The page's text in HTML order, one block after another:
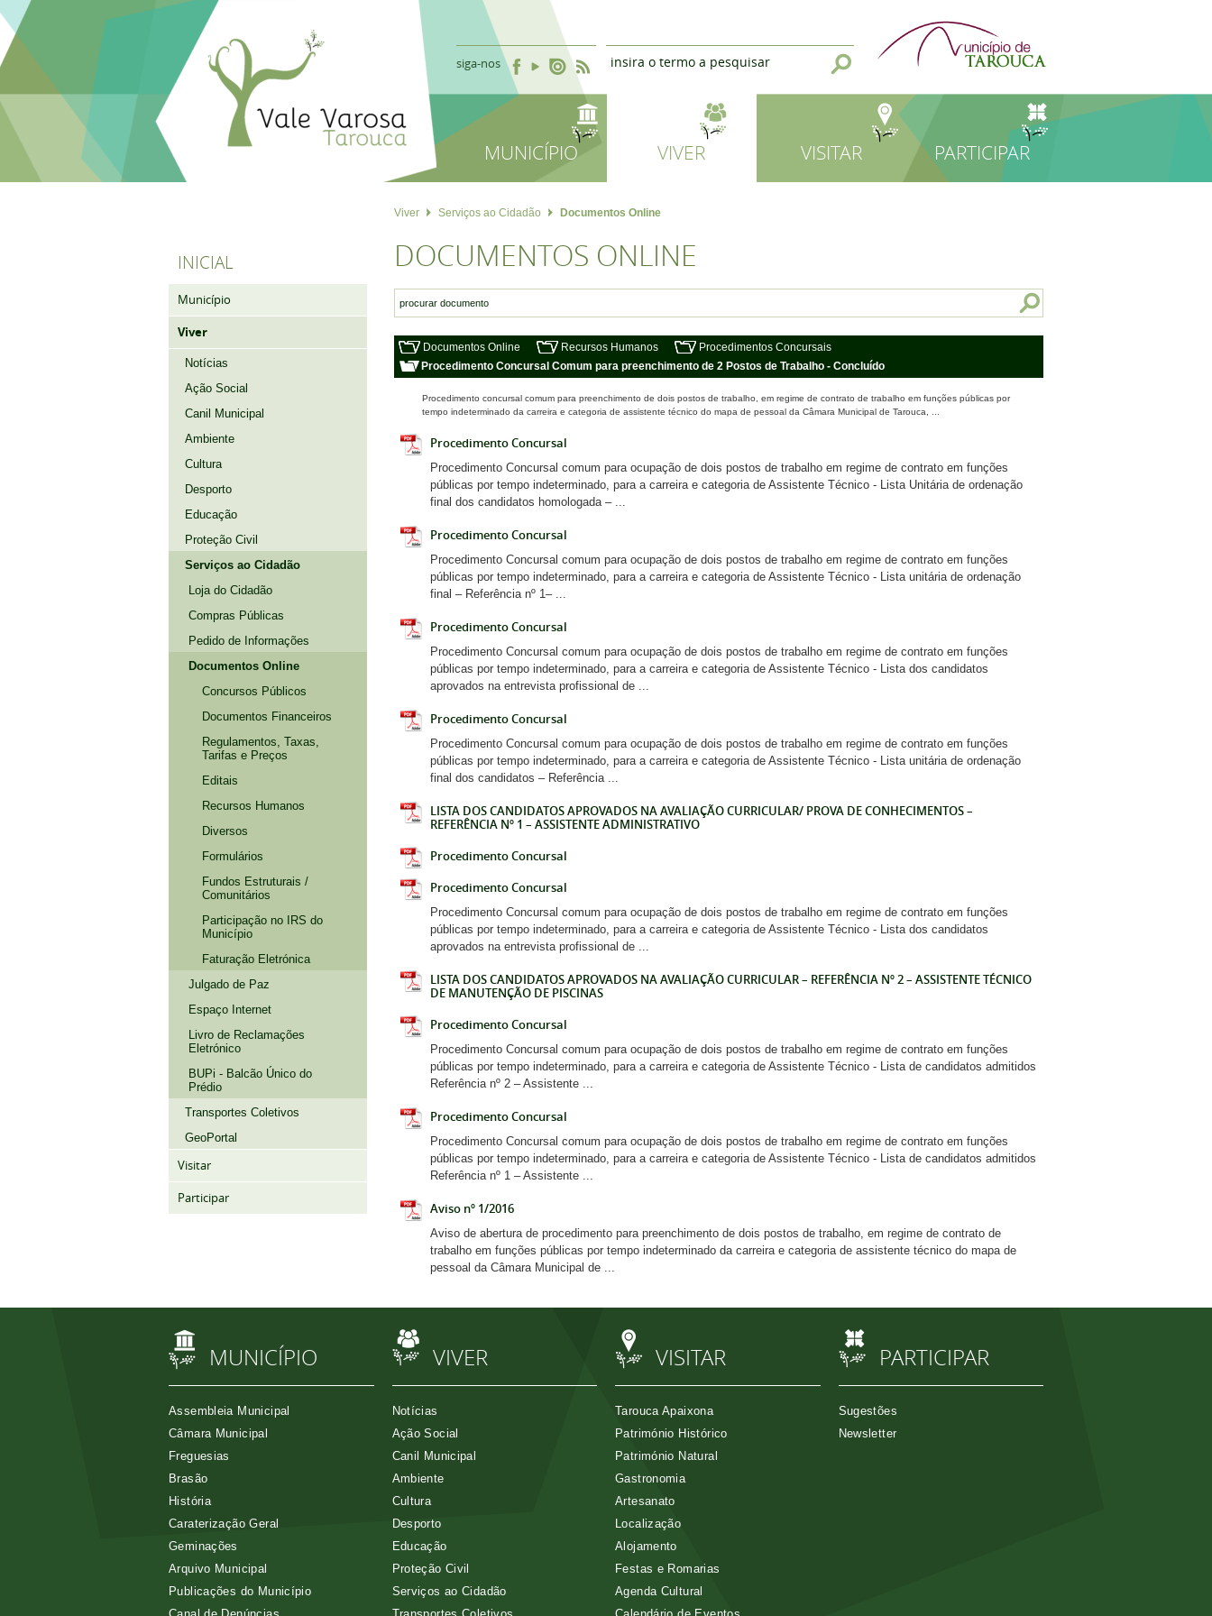
siga-nos
MUNICÍPIO VIVER VISITAR PARTICIPAR
INICIAL
Município
Viver
Notícias
Ação Social
Canil Municipal
Ambiente
Cultura
Desporto
Educação
Proteção Civil
Serviços ao Cidadão
Loja do Cidadão
Compras Públicas
Pedido de Informações
Documentos Online
Concursos Públicos
Documentos Financeiros
Regulamentos, Taxas,
Tarifas e Preços
Editais
Recursos Humanos
Diversos
Formulários
Fundos Estruturais /
Comunitários
Participação no IRS do
Município
Faturação Eletrónica
Julgado de Paz
Espaço Internet
Livro de Reclamações
Eletrónico
BUPi - Balcão Único do
Prédio
Transportes Coletivos
GeoPortal
Visitar
Participar
Viver Serviços ao Cidadão Documentos Online
DOCUMENTOS ONLINE
Documentos Online Recursos Humanos
Procedimentos Concursais
Procedimento Concursal Comum para preenchimento de 2 Postos de Trabalho - Concluído
Procedimento concursal comum para preenchimento de dois postos de trabalho, em regime de contrato de trabalho em funções públicas por
tempo indeterminado da carreira e categoria de assistente técnico do mapa de pessoal da Câmara Municipal de Tarouca, ...
Procedimento Concursal
Procedimento Concursal comum para ocupação de dois postos de trabalho em regime de contrato em funções
públicas por tempo indeterminado, para a carreira e categoria de Assistente Técnico - Lista Unitária de ordenação
final dos candidatos homologada – ...
Procedimento Concursal
Procedimento Concursal comum para ocupação de dois postos de trabalho em regime de contrato em funções
públicas por tempo indeterminado, para a carreira e categoria de Assistente Técnico - Lista unitária de ordenação
final – Referência nº 1– ...
Procedimento Concursal
Procedimento Concursal comum para ocupação de dois postos de trabalho em regime de contrato em funções
públicas por tempo indeterminado, para a carreira e categoria de Assistente Técnico - Lista dos candidatos
aprovados na entrevista profissional de ...
Procedimento Concursal
Procedimento Concursal comum para ocupação de dois postos de trabalho em regime de contrato em funções
públicas por tempo indeterminado, para a carreira e categoria de Assistente Técnico - Lista unitária de ordenação
final dos candidatos – Referência ...
LISTA DOS CANDIDATOS APROVADOS NA AVALIAÇÃO CURRICULAR/ PROVA DE CONHECIMENTOS –
REFERÊNCIA Nº 1 – ASSISTENTE ADMINISTRATIVO
Procedimento Concursal
Procedimento Concursal
Procedimento Concursal comum para ocupação de dois postos de trabalho em regime de contrato em funções
públicas por tempo indeterminado, para a carreira e categoria de Assistente Técnico - Lista dos candidatos
aprovados na entrevista profissional de ...
LISTA DOS CANDIDATOS APROVADOS NA AVALIAÇÃO CURRICULAR – REFERÊNCIA Nº 2 – ASSISTENTE TÉCNICO
DE MANUTENÇÃO DE PISCINAS
Procedimento Concursal
Procedimento Concursal comum para ocupação de dois postos de trabalho em regime de contrato em funções
públicas por tempo indeterminado, para a carreira e categoria de Assistente Técnico - Lista de candidatos admitidos
Referência nº 2 – Assistente ...
Procedimento Concursal
Procedimento Concursal comum para ocupação de dois postos de trabalho em regime de contrato em funções
públicas por tempo indeterminado, para a carreira e categoria de Assistente Técnico - Lista de candidatos admitidos
Referência nº 1 – Assistente ...
Aviso nº 1/2016
Aviso de abertura de procedimento para preenchimento de dois postos de trabalho, em regime de contrato de
trabalho em funções públicas por tempo indeterminado da carreira e categoria de assistente técnico do mapa de
pessoal da Câmara Municipal de ...
MUNICÍPIO
Assembleia Municipal
Câmara Municipal
Freguesias
Brasão
História
Caraterização Geral
Geminações
Arquivo Municipal
Publicações do Município
VIVER
Notícias
Ação Social
Canil Municipal
Ambiente
Cultura
Desporto
Educação
Proteção Civil
Serviços ao Cidadão
VISITAR
Tarouca Apaixona
Património Histórico
Património Natural
Gastronomia
Artesanato
Localização
Alojamento
Festas e Romarias
Agenda Cultural
PARTICIPAR
Sugestões
Newsletter